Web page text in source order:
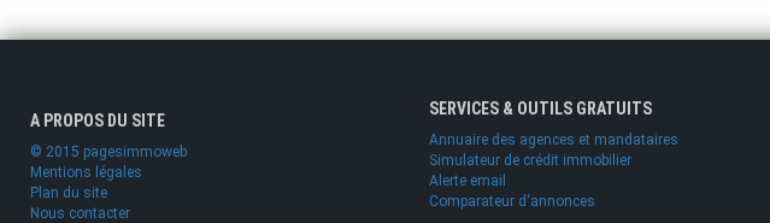
A PROPOS DU SITE
© 2015 pagesimmoweb
Mentions légales
Plan du site
Nous contacter
SERVICES & OUTILS GRATUITS
Annuaire des agences et mandataires
Simulateur de crédit immobilier
Alerte email
Comparateur d'annonces